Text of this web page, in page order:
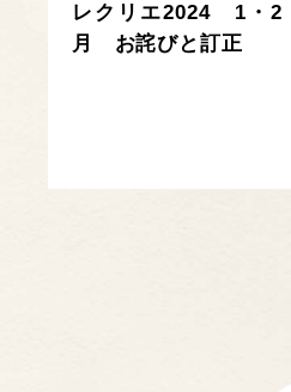
レクリエ2024 1・2
月 お詫びと訂正